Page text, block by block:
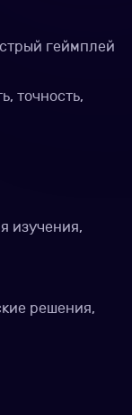
геймплей
точность,
изучения,
решения,